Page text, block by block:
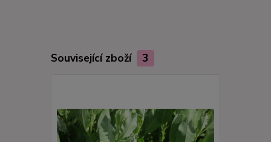
Související zboží 3